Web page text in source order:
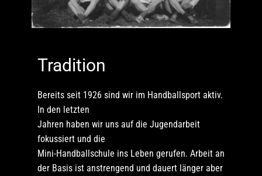
Tradition
Bereits seit 1926 sind wir im Handballsport aktiv.
In den letzten
Jahren haben wir uns auf die Jugendarbeit
fokussiert und die
Mini-Handballschule ins Leben gerufen. Arbeit an
der Basis ist anstrengend und dauert länger aber